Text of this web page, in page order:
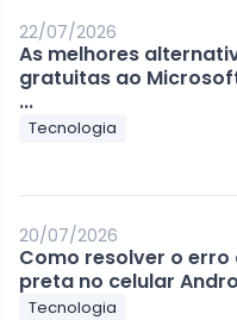
22/07/2026
As melhores
gratuitas ao
...
Tecnologia
20/07/2026
Como resolver o erro
preta no celular
Tecnologia